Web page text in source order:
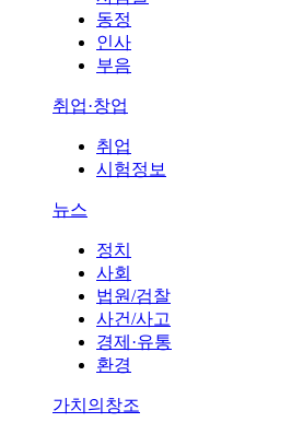
동정
인사
부음
취업·창업
취업
시험정보
뉴스
정치
사회
법원/검찰
사건/사고
경제·유통
환경
가치의창조